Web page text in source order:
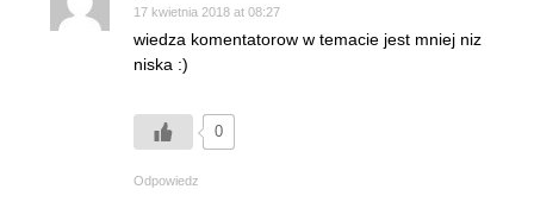
17 kwietnia 2018 at 08:27
wiedza komentatorow w temacie jest mniej niz
niska :)
0
Odpowiedz